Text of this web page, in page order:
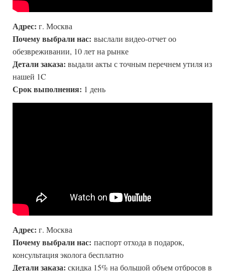
Адрес: г. Москва
Почему выбрали нас: выслали видео-отчет оо
обезвреживании, 10 лет на рынке
Детали заказа: выдали акты с точным перечнем утиля из
нашей 1C
Срок выполнения: 1 день
Адрес: г. Москва
Почему выбрали нас: паспорт отхода в подарок,
консультация эколога бесплатно
Детали заказа: скидка 15% на большой объем отбросов в